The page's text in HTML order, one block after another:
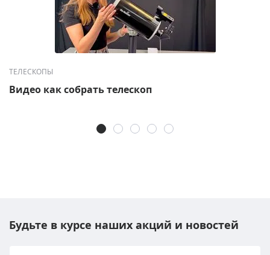
ТЕЛЕСКОПЫ
Видео как собрать телескоп
Будьте в курсе наших акций и новостей